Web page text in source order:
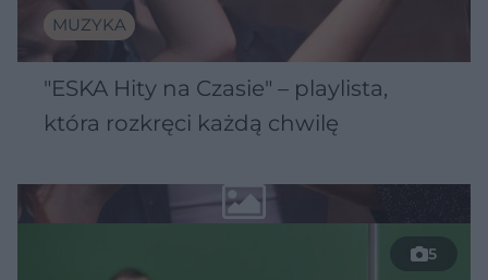
MUZYKA
"ESKA Hity na Czasie" – playlista,
która rozkręci każdą chwilę
5